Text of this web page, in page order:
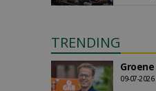
TRENDING
09-07-